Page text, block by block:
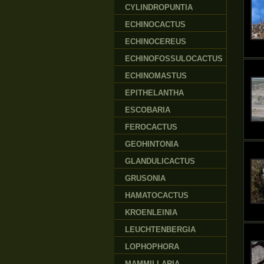
CYLINDROPUNTIA
ECHINOCACTUS
ECHINOCEREUS
ECHINOFOSSULOCACTUS
ECHINOMASTUS
EPITHELANTHA
ESCOBARIA
FEROCACTUS
GEOHINTONIA
GLANDULICACTUS
GRUSONIA
HAMATOCACTUS
KROENLEINIA
LEUCHTENBERGIA
LOPHOPHORA